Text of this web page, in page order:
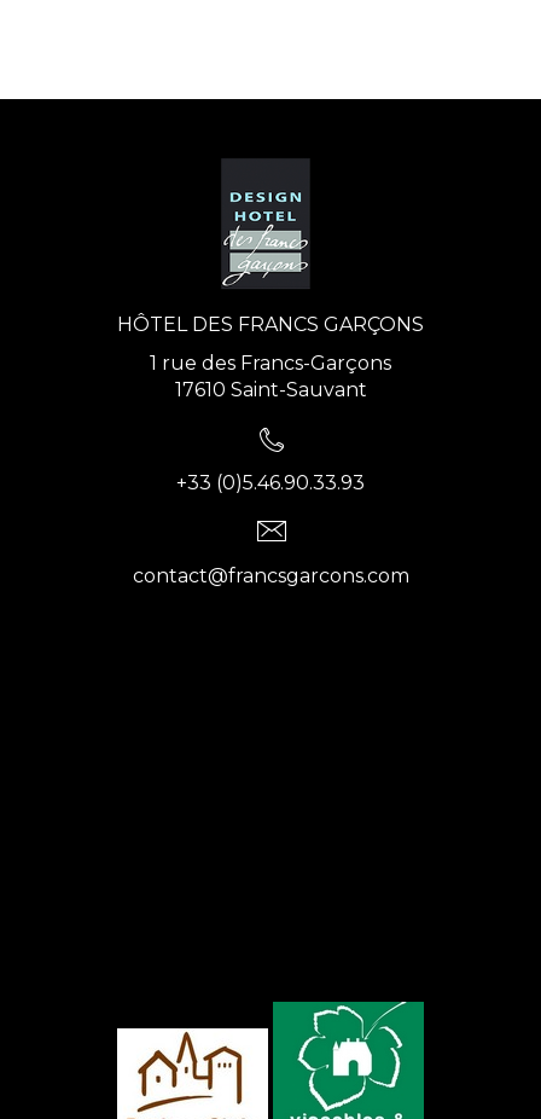
HÔTEL DES FRANCS GARÇONS
1 rue des Francs-Garçons
17610 Saint-Sauvant
+33 (0)5.46.90.33.93
contact@francsgarcons.com